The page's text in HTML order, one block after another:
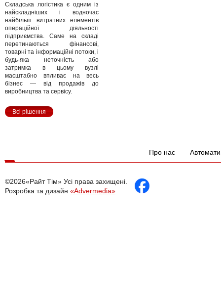
Складська логістика є одним із
найскладніших і водночас
найбільш витратних елементів
операційної діяльності
підприємства. Саме на складі
перетинаються фінансові,
товарні та інформаційні потоки, і
будь-яка неточність або
затримка в цьому вузлі
масштабно впливає на весь
бізнес — від продажів до
виробництва та сервісу.
Всі рішення
Про нас
©2026«Райт Тім» Усі права захищені.
Розробка та дизайн «Advermedia»